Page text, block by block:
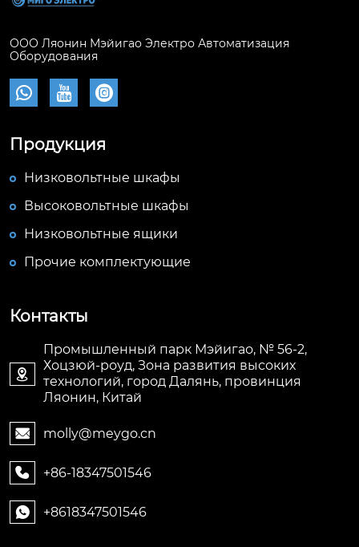
ООО Ляонин Мэйигао Электро Автоматизация
Оборудования
  
Продукция
Низковольтные шкафы
Высоковольтные шкафы
Низковольтные ящики
Прочие комплектующие
Контакты

Промышленный парк Мэйигао, № 56-2,
Хоцзюй-роуд, Зона развития высоких
технологий, город Далянь, провинция
Ляонин, Китай
 molly@meygo.cn
 +86-18347501546
 +8618347501546